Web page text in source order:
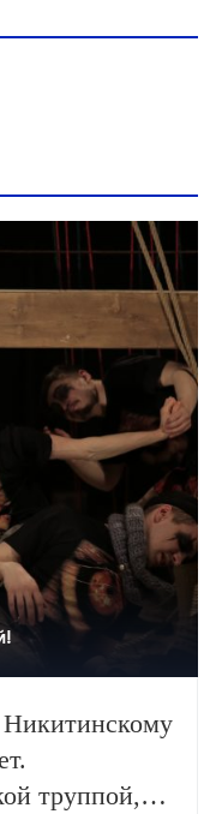
Никитинскому
труппой,